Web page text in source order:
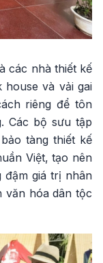
các nhà thiết kế
house và vải gai
riêng để tôn
Các bộ sưu tập
tàng thiết kế
Việt, tạo nên
đậm giá trị nhân
văn hóa dân tộc